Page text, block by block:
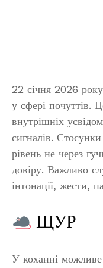
22 січня 2026
у сфері почуттів.
внутрішніх
сигналів.
рівень не через
довіру. Важливо
інтонації, жести,
ЩУР
У коханні можливе